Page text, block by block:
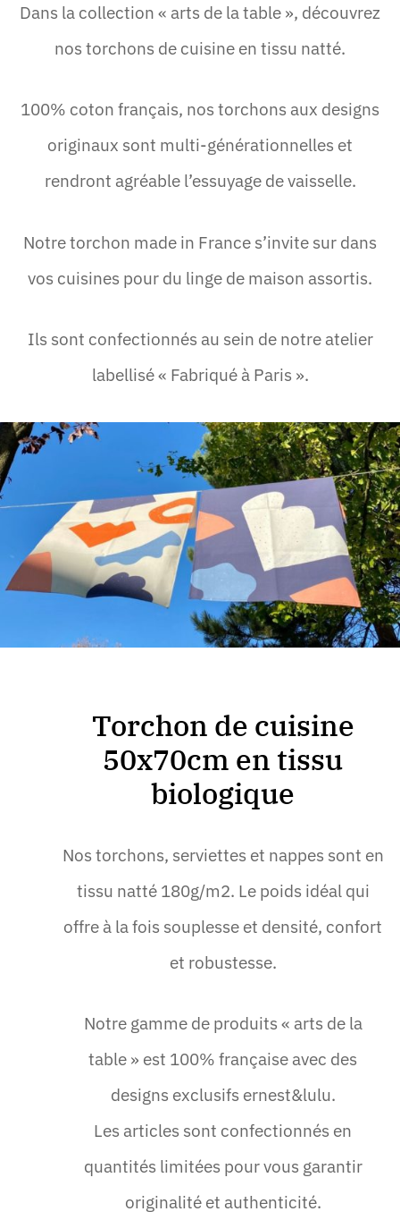
Dans la collection « arts de la table », découvrez
nos torchons de cuisine en tissu natté.
100% coton français, nos torchons aux designs
originaux sont multi-générationnelles et
rendront agréable l’essuyage de vaisselle.
Notre torchon made in France s’invite sur dans
vos cuisines pour du linge de maison assortis.
Ils sont confectionnés au sein de notre atelier
labellisé « Fabriqué à Paris ».
Torchon de cuisine
50x70cm en tissu
biologique
Nos torchons, serviettes et nappes sont en
tissu natté 180g/m2. Le poids idéal qui
offre à la fois souplesse et densité, confort
et robustesse.
Notre gamme de produits « arts de la
table » est 100% française avec des
designs exclusifs ernest&lulu.
Les articles sont confectionnés en
quantités limitées pour vous garantir
originalité et authenticité.